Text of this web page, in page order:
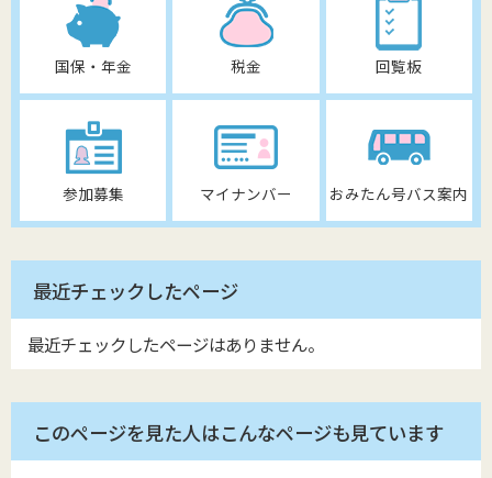
国保・年金 税金 回覧板
参加募集 マイナンバー おみたん号バス案内
最近チェックしたページ
最近チェックしたページはありません。
このページを見た人はこんなページも見ています